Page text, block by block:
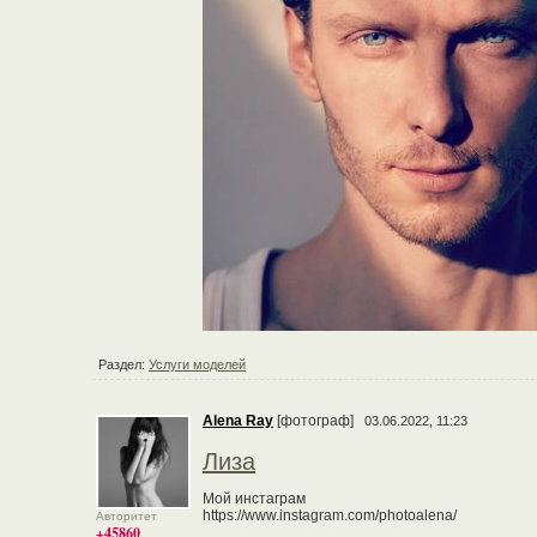
Раздел: Услуги моделей
Авторитет
+45860
Alena Ray [фотограф] 03.06.2022, 11:23
Лиза
Мой инстаграм
https://www.instagram.com/photoalena/